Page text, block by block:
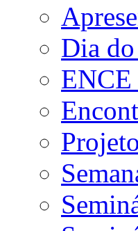
Dia
ENCE